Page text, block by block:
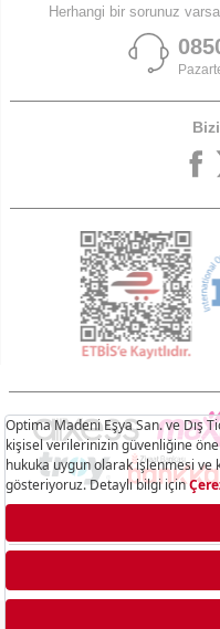
Herhangi bir sorunuz
Hisar.com.tr © 2025 - Optima Madeni